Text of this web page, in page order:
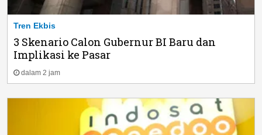
Tren Ekbis
3 Skenario Calon Gubernur BI Baru dan
Implikasi ke Pasar
dalam 2 jam